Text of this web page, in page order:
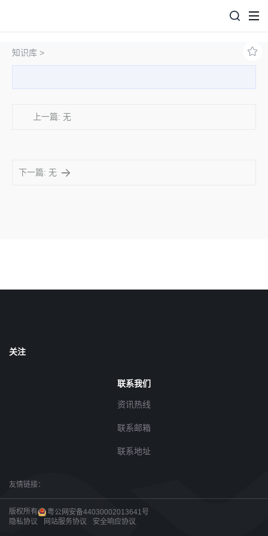
知识库 >
上一篇: 无
下一篇: 无
关注
联系我们
资讯热线
联系邮箱
联系地址
友情链接：
版权所有
粤公网安备44030002013641号
隐私协议
网站服务协议 安全响应协议